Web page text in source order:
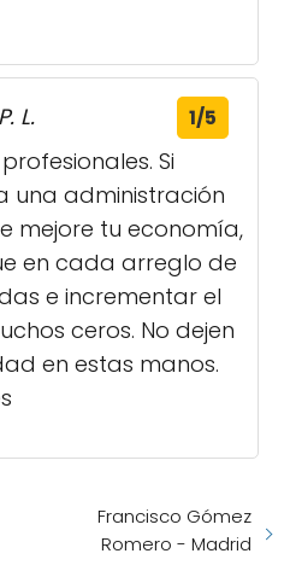
L. 1/5
Si
una administración
mejore tu economía,
en cada arreglo de
e incrementar el
ceros. No dejen
en estas manos.
Francisco Gómez
Romero - Madrid